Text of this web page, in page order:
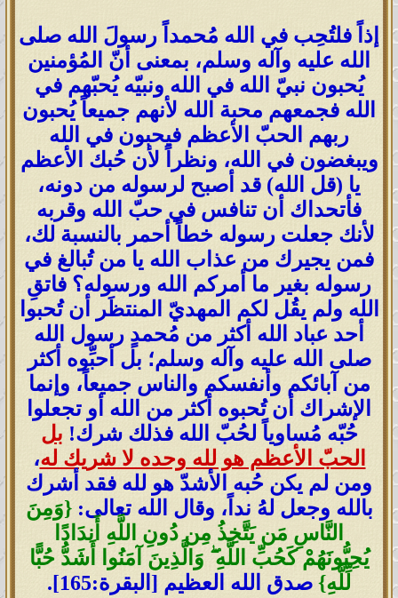
إذاً فلتُحِب في الله مُحمداً رسولَ الله صلى
الله عليه وآله وسلم، بمعنى أنّ المُؤمنين
يُحبون نبيّ الله في الله ونبيّه يُحبّهم في
الله فجمعهم محبة الله لأنهم جميعاً يُحبون
ربهم الحبّ الأعظم فيحبون في الله
ويبغضون في الله، ونظراً لأن حُبك الأعظم
يا (قل الله) قد أصبح لرسوله من دونه،
فأتحداك أن تنافس في حبّ الله وقربه
لأنك جعلت رسوله خطاً أحمر بالنسبة لك،
فمن يجيرك من عذاب الله يا من تُبالغ في
رسوله بغير ما أمركم الله ورسوله؟ فاتقِ
الله ولم يقُل لكم المهديّ المنتظَر أن تُحبوا
أحد عباد الله أكثر من مُحمدٍ رسول الله
صلى الله عليه وآله وسلم؛ بل أحبِّوه أكثر
من آبائكم وأنفسكم والناس جميعاً، وإنما
الإشراك أن تُحبوه أكثر من الله أو تجعلوا
حُبّه مُساوياً لحُبّ الله فذلك شرك! بل
الحبّ الأعظم هو لله وحده لا شريك له،
ومن لم يكن حُبه الأشدّ هو لله فقد أشرك
بالله وجعل لهُ نداً، وقال الله تعالى:{وَمِنَ
النَّاسِ مَن يَتَّخِذُ مِن دُونِ اللَّهِ أَندَادًا
يُحِبُّونَهُمْ كَحُبِّ اللَّهِ ۖ وَالَّذِينَ آمَنُوا أَشَدُّ حُبًّا
لِّلَّهِ} صدق الله العظيم [البقرة:165].